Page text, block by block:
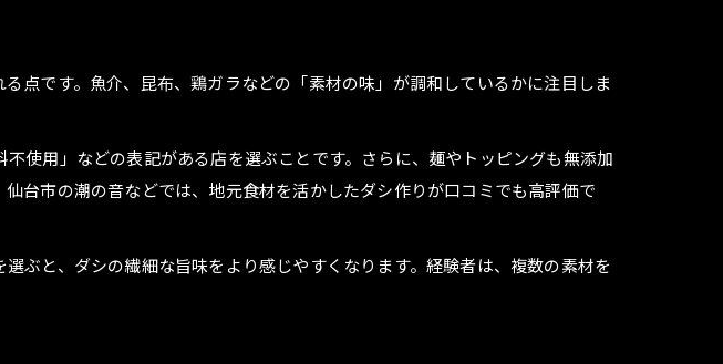
点です。魚介、昆布、鶏ガラなどの「素材の味」が調和しているかに注目しま
使用」などの表記がある店を選ぶことです。さらに、麺やトッピングも無添加
台市の潮の音などでは、地元食材を活かしたダシ作りが口コミでも高評価で
ぶと、ダシの繊細な旨味をより感じやすくなります。経験者は、複数の素材を